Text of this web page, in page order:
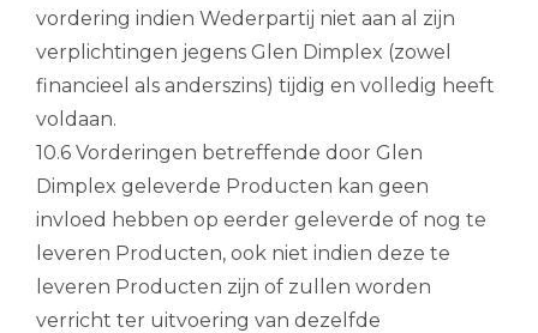
vordering indien Wederpartij niet aan al zijn
verplichtingen jegens Glen Dimplex (zowel
financieel als anderszins) tijdig en volledig heeft
voldaan.
10.6 Vorderingen betreffende door Glen
Dimplex geleverde Producten kan geen
invloed hebben op eerder geleverde of nog te
leveren Producten, ook niet indien deze te
leveren Producten zijn of zullen worden
verricht ter uitvoering van dezelfde